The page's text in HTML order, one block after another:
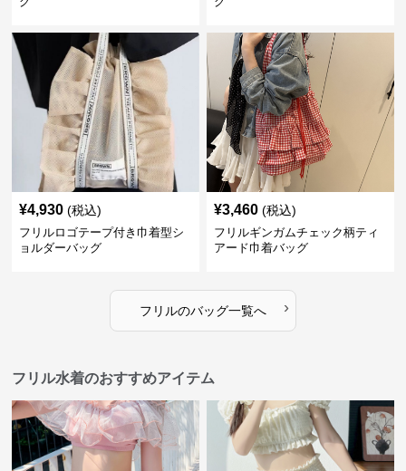
¥4,930 (税込)
フリルロゴテープ付き巾着型シ
ョルダーバッグ
¥3,460 (税込)
フリルギンガムチェック柄ティ
アード巾着バッグ
フリルのバッグ一覧へ ›
フリル水着のおすすめアイテム